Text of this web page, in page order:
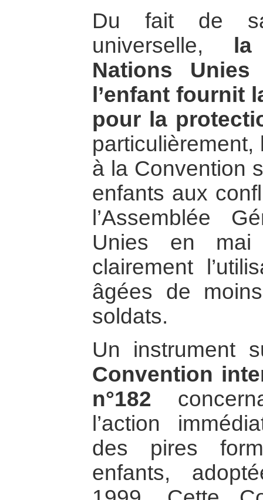
Du fait de
universelle,
Nations
l’enfant fournit
pour la
à la Convention
enfants aux
l’Assemblée
Unies en mai
clairement
âgées de
soldats.
Un instrument
Convention
n°182
l’action
des pires
enfants,